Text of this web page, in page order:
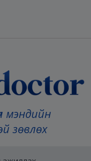
мэндийн
зөвлөх